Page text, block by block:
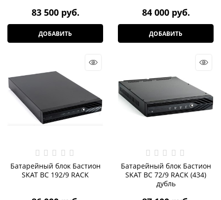
83 500 руб.
ДОБАВИТЬ
84 000 руб.
ДОБАВИТЬ
Батарейный блок Бастион
SKAT BC 192/9 RACK
Батарейный блок Бастион
SKAT BC 72/9 RACK (434)
дубль